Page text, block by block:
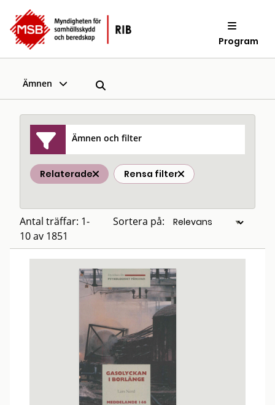
Program
Ämnen
Ämnen och filter
Relaterade Rensa filter
Antal träffar: 1-
10 av 1851
Sortera på: